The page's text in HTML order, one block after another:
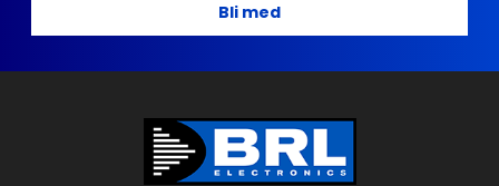
Bli med